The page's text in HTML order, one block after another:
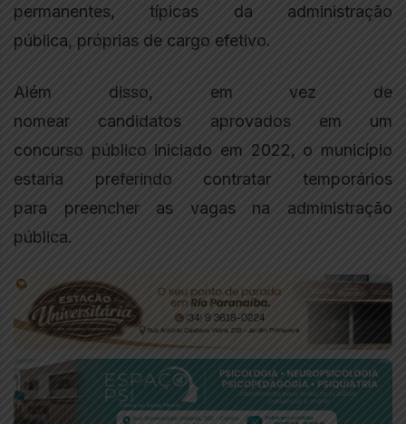
permanentes, típicas da administração
pública, próprias de cargo efetivo.
Além disso, em vez de
nomear candidatos aprovados em um
concurso público iniciado em 2022, o município
estaria preferindo contratar temporários
para preencher as vagas na administração
pública.